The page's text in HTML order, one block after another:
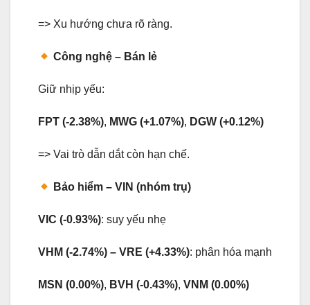
=> Xu hướng chưa rõ ràng.
Công nghệ – Bán lẻ
Giữ nhịp yếu:
FPT (-2.38%), MWG (+1.07%), DGW (+0.12%)
=> Vai trò dẫn dắt còn hạn chế.
Bảo hiểm – VIN (nhóm trụ)
VIC (-0.93%): suy yếu nhẹ
VHM (-2.74%) – VRE (+4.33%): phân hóa mạnh
MSN (0.00%), BVH (-0.43%), VNM (0.00%)